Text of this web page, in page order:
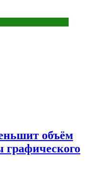
объём
графического